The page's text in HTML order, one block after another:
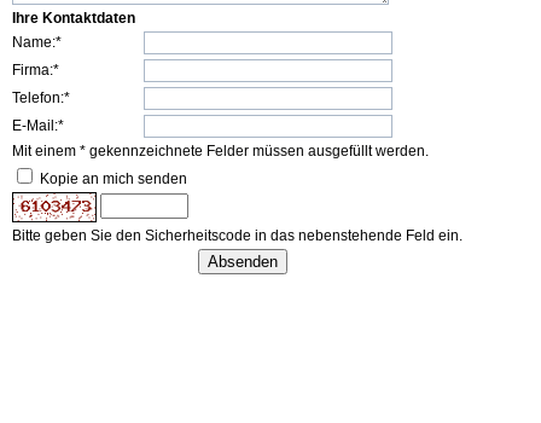
Ihre Kontaktdaten
Name:*
Firma:*
Telefon:*
E-Mail:*
Mit einem * gekennzeichnete Felder müssen ausgefüllt werden.
Kopie an mich senden
Bitte geben Sie den Sicherheitscode in das nebenstehende Feld ein.